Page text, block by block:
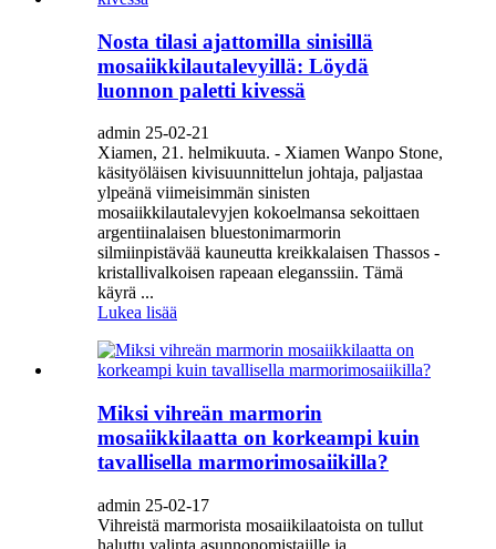
Nosta tilasi ajattomilla sinisillä
mosaiikkilautalevyillä: Löydä
luonnon paletti kivessä
admin 25-02-21
Xiamen, 21. helmikuuta. - Xiamen Wanpo Stone,
käsityöläisen kivisuunnittelun johtaja, paljastaa
ylpeänä viimeisimmän sinisten
mosaiikkilautalevyjen kokoelmansa sekoittaen
argentiinalaisen bluestonimarmorin
silmiinpistävää kauneutta kreikkalaisen Thassos -
kristallivalkoisen rapeaan eleganssiin. Tämä
käyrä ...
Lukea lisää
Miksi vihreän marmorin
mosaiikkilaatta on korkeampi kuin
tavallisella marmorimosaiikilla?
admin 25-02-17
Vihreistä marmorista mosaiikilaatoista on tullut
haluttu valinta asunnonomistajille ja